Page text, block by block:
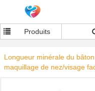
Produits
Longueur minérale du
maquillage de nez/visage